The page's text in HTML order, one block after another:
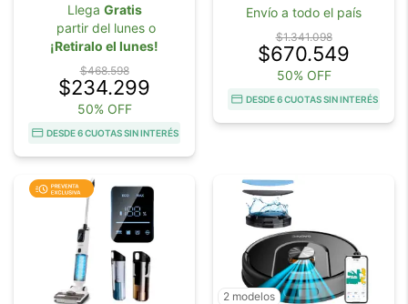
Llega Gratis
partir del lunes o
¡Retiralo el lunes!
$468.598
$234.299
50% OFF
DESDE 6 CUOTAS SIN INTERÉS
Envío a todo el país
$1.341.098
$670.549
50% OFF
DESDE 6 CUOTAS SIN INTERÉS
2 modelos